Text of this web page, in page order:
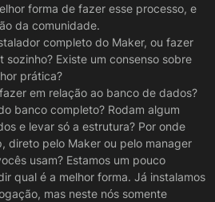
forma de fazer esse processo, e
da comunidade.
completo do Maker, ou fazer
sozinho? Existe um consenso sobre
prática?
em relação ao banco de dados?
banco completo? Rodam algum
e levar só a estrutura? Por onde
direto pelo Maker ou pelo manager
usam? Estamos um pouco
qual é a melhor forma. Já instalamos
mas neste nós somente